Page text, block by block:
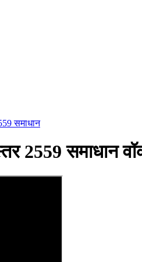
समाधान
2559 समाधान